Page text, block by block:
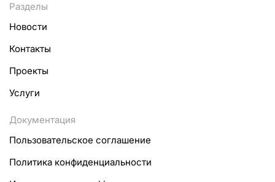
Разделы
Новости
Контакты
Проекты
Услуги
Документация
Пользовательское соглашение
Политика конфиденциальности